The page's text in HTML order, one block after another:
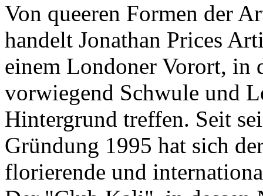
Von queeren Formen der
handelt Jonathan Prices
einem Londoner Vorort, in
vorwiegend Schwule und
Hintergrund treffen. Seit
Gründung 1995 hat sich
florierende und